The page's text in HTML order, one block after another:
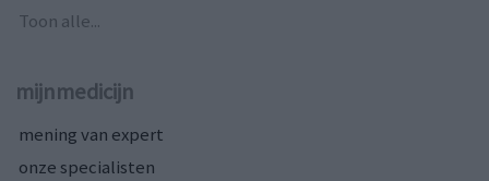
Toon alle...
mijnmedicijn
mening van expert
onze specialisten